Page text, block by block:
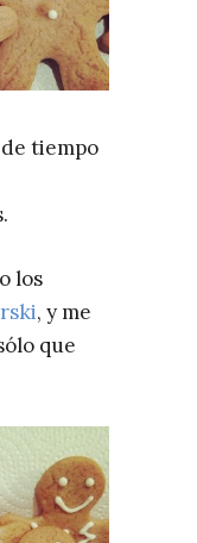
tiempo
los
, y me
que